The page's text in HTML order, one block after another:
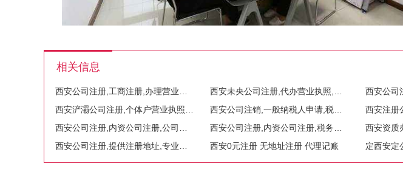
相关信息
西安0元注册 无地址注册 代理记账